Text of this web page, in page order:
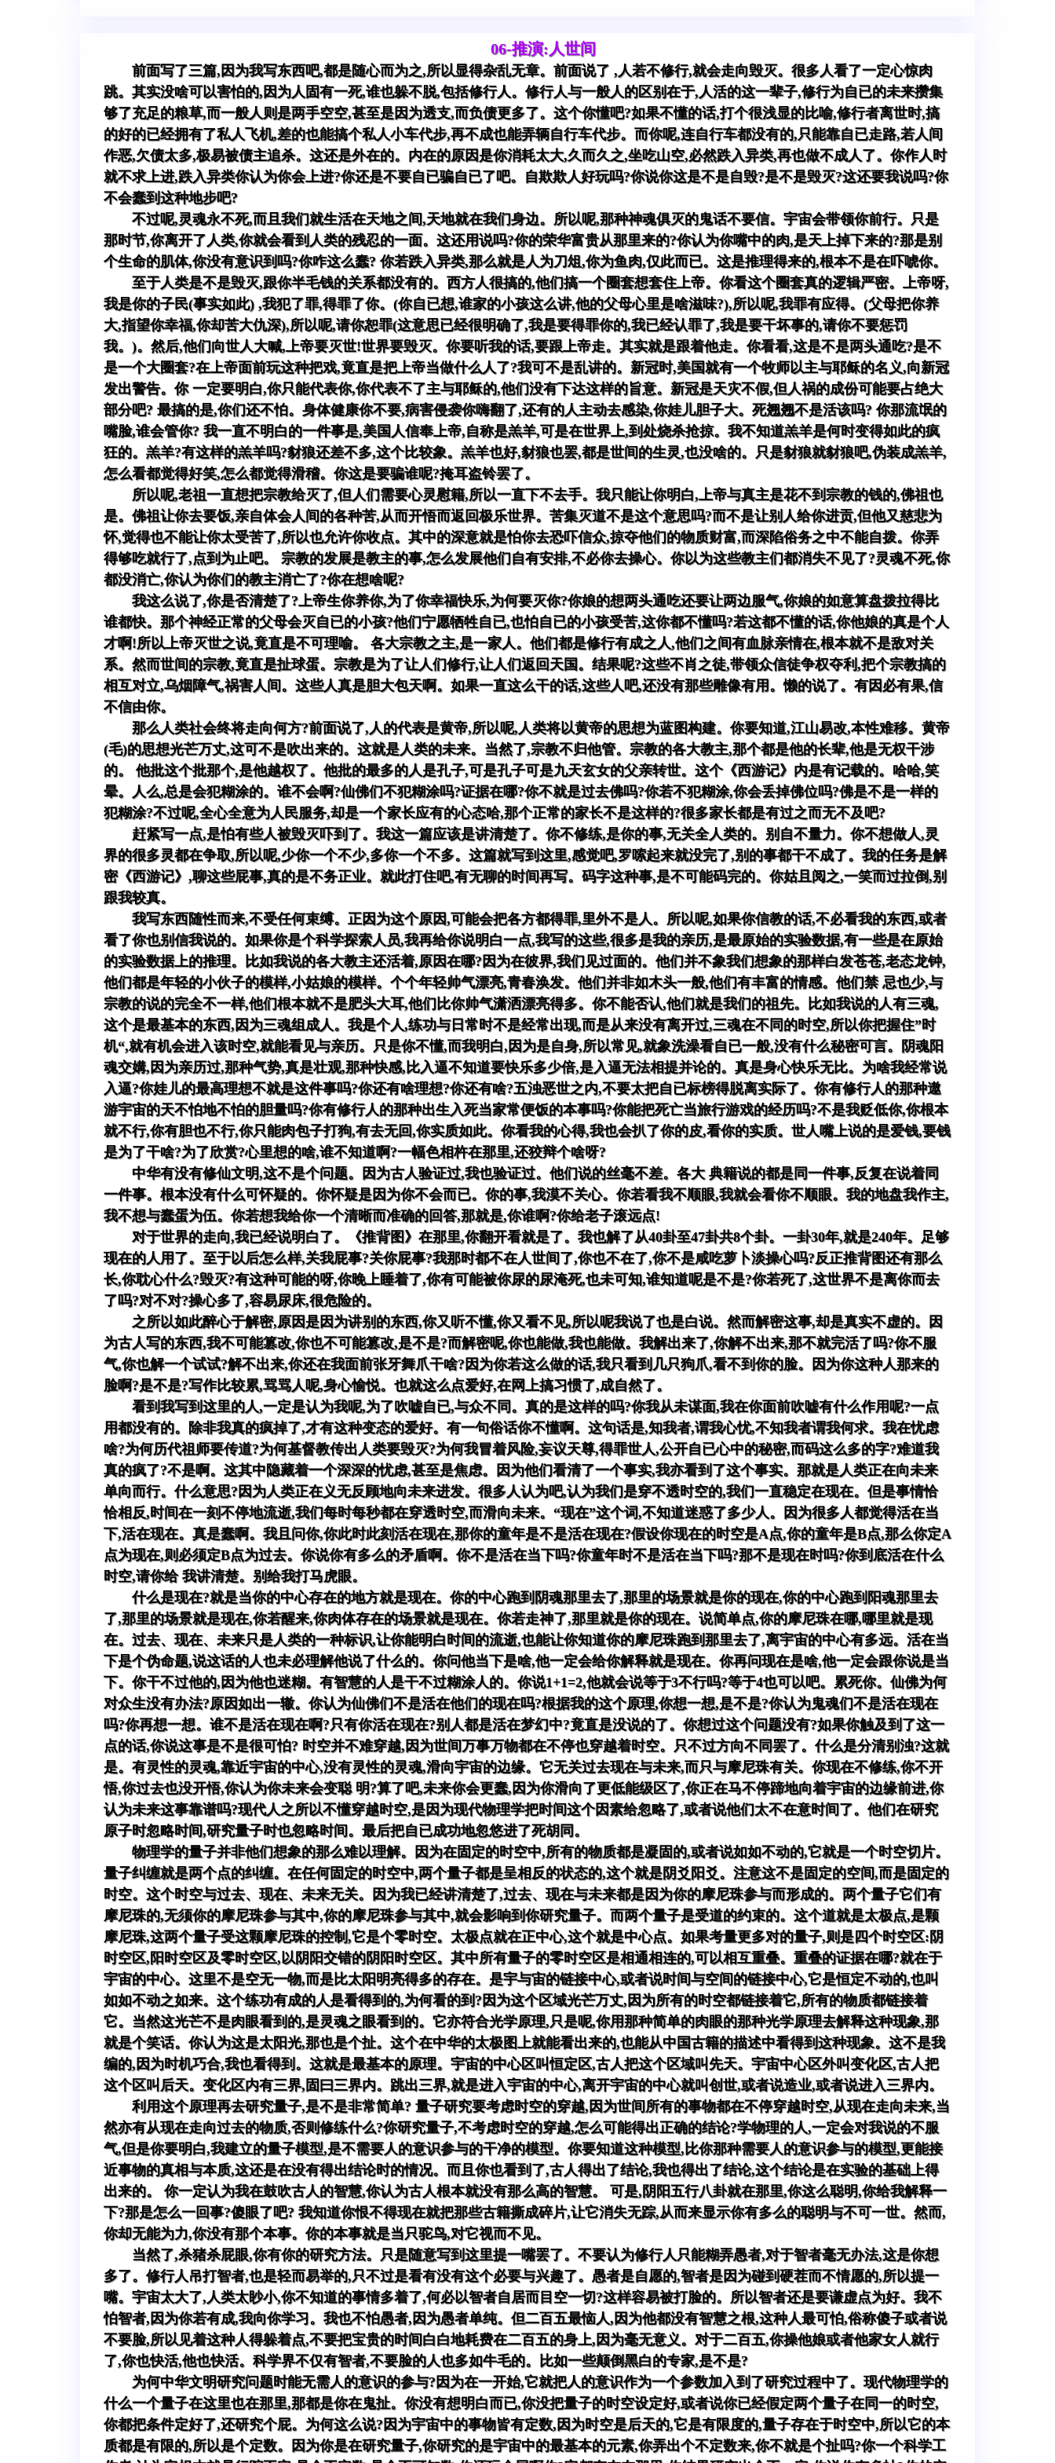
06-推演:人世间
前面写了三篇,因为我写东西吧,都是随心而为之,所以显得杂乱无章。前面说了 ,人若不修行,就会走向毁灭。很多人看了一定心惊肉
跳。其实没啥可以害怕的,因为人固有一死,谁也躲不脱,包括修行人。修行人与一般人的区别在于,人活的这一辈子,修行为自已的未来攒集
够了充足的粮草,而一般人则是两手空空,甚至是因为透支,而负债更多了。这个你懂吧?如果不懂的话,打个很浅显的比喻,修行者离世时,搞
的好的已经拥有了私人飞机,差的也能搞个私人小车代步,再不成也能弄辆自行车代步。而你呢,连自行车都没有的,只能靠自已走路,若人间
作恶,欠债太多,极易被债主追杀。这还是外在的。内在的原因是你消耗太大,久而久之,坐吃山空,必然跌入异类,再也做不成人了。你作人时
就不求上进,跌入异类你认为你会上进?你还是不要自已骗自已了吧。自欺欺人好玩吗?你说你这是不是自毁?是不是毁灭?这还要我说吗?你
不会蠢到这种地步吧?
不过呢,灵魂永不死,而且我们就生活在天地之间,天地就在我们身边。所以呢,那种神魂俱灭的鬼话不要信。宇宙会带领你前行。只是
那时节,你离开了人类,你就会看到人类的残忍的一面。这还用说吗?你的荣华富贵从那里来的?你认为你嘴中的肉,是天上掉下来的?那是别
个生命的肌体,你没有意识到吗?你咋这么蠢? 你若跌入异类,那么就是人为刀俎,你为鱼肉,仅此而已。这是推理得来的,根本不是在吓唬你。
至于人类是不是毁灭,跟你半毛钱的关系都没有的。西方人很搞的,他们搞一个圈套想套住上帝。你看这个圈套真的逻辑严密。上帝呀,
我是你的子民(事实如此) ,我犯了罪,得罪了你。(你自已想,谁家的小孩这么讲,他的父母心里是啥滋味?),所以呢,我罪有应得。(父母把你养
大,指望你幸福,你却苦大仇深),所以呢,请你恕罪(这意思已经很明确了,我是要得罪你的,我已经认罪了,我是要干坏事的,请你不要惩罚
我。)。然后,他们向世人大喊,上帝要灭世!世界要毁灭。你要听我的话,要跟上帝走。其实就是跟着他走。你看看,这是不是两头通吃?是不
是一个大圈套?在上帝面前玩这种把戏,竟直是把上帝当做什么人了?我可不是乱讲的。新冠时,美国就有一个牧师以主与耶稣的名义,向新冠
发出警告。你 一定要明白,你只能代表你,你代表不了主与耶稣的,他们没有下达这样的旨意。新冠是天灾不假,但人祸的成份可能要占绝大
部分吧? 最搞的是,你们还不怕。身体健康你不要,病害侵袭你嗨翻了,还有的人主动去感染,你娃儿胆子大。死翘翘不是活该吗? 你那流氓的
嘴脸,谁会管你? 我一直不明白的一件事是,美国人信奉上帝,自称是羔羊,可是在世界上,到处烧杀抢掠。我不知道羔羊是何时变得如此的疯
狂的。羔羊?有这样的羔羊吗?豺狼还差不多,这个比较象。羔羊也好,豺狼也罢,都是世间的生灵,也没啥的。只是豺狼就豺狼吧,伪装成羔羊,
怎么看都觉得好笑,怎么都觉得滑稽。你这是要骗谁呢?掩耳盗铃罢了。
所以呢,老祖一直想把宗教给灭了,但人们需要心灵慰籍,所以一直下不去手。我只能让你明白,上帝与真主是花不到宗教的钱的,佛祖也
是。佛祖让你去要饭,亲自体会人间的各种苦,从而开悟而返回极乐世界。苦集灭道不是这个意思吗?而不是让别人给你进贡,但他又慈悲为
怀,觉得也不能让你太受苦了,所以也允许你收点。其中的深意就是怕你去恐吓信众,掠夺他们的物质财富,而深陷俗务之中不能自拨。你弄
得够吃就行了,点到为止吧。 宗教的发展是教主的事,怎么发展他们自有安排,不必你去操心。你以为这些教主们都消失不见了?灵魂不死,你
都没消亡,你认为你们的教主消亡了?你在想啥呢?
我这么说了,你是否清楚了?上帝生你养你,为了你幸福快乐,为何要灭你?你娘的想两头通吃还要让两边服气,你娘的如意算盘拨拉得比
谁都快。那个神经正常的父母会灭自已的小孩?他们宁愿牺牲自已,也怕自已的小孩受苦,这你都不懂吗?若这都不懂的话,你他娘的真是个人
才啊!所以上帝灭世之说,竟直是不可理喻。 各大宗教之主,是一家人。他们都是修行有成之人,他们之间有血脉亲情在,根本就不是敌对关
系。然而世间的宗教,竟直是扯球蛋。宗教是为了让人们修行,让人们返回天国。结果呢?这些不肖之徒,带领众信徒争权夺利,把个宗教搞的
相互对立,乌烟障气,祸害人间。这些人真是胆大包天啊。如果一直这么干的话,这些人吧,还没有那些雕像有用。懒的说了。有因必有果,信
不信由你。
那么人类社会终将走向何方?前面说了,人的代表是黄帝,所以呢,人类将以黄帝的思想为蓝图构建。你要知道,江山易改,本性难移。黄帝
(毛)的思想光芒万丈,这可不是吹出来的。这就是人类的未来。当然了,宗教不归他管。宗教的各大教主,那个都是他的长辈,他是无权干涉
的。 他批这个批那个,是他越权了。他批的最多的人是孔子,可是孔子可是九天玄女的父亲转世。这个《西游记》内是有记载的。哈哈,笑
晕。人么,总是会犯糊涂的。谁不会啊?仙佛们不犯糊涂吗?证据在哪?你不就是过去佛吗?你若不犯糊涂,你会丢掉佛位吗?佛是不是一样的
犯糊涂?不过呢,全心全意为人民服务,却是一个家长应有的心态哈,那个正常的家长不是这样的?很多家长都是有过之而无不及吧?
赶紧写一点,是怕有些人被毁灭吓到了。我这一篇应该是讲清楚了。你不修练,是你的事,无关全人类的。别自不量力。你不想做人,灵
界的很多灵都在争取,所以呢,少你一个不少,多你一个不多。这篇就写到这里,感觉吧,罗嗦起来就没完了,别的事都干不成了。我的任务是解
密《西游记》,聊这些屁事,真的是不务正业。就此打住吧,有无聊的时间再写。码字这种事,是不可能码完的。你姑且阅之,一笑而过拉倒,别
跟我较真。
我写东西随性而来,不受任何束缚。正因为这个原因,可能会把各方都得罪,里外不是人。所以呢,如果你信教的话,不必看我的东西,或者
看了你也别信我说的。如果你是个科学探索人员,我再给你说明白一点,我写的这些,很多是我的亲历,是最原始的实验数据,有一些是在原始
的实验数据上的推理。比如我说的各大教主还活着,原因在哪?因为在彼界,我们见过面的。他们并不象我们想象的那样白发苍苍,老态龙钟,
他们都是年轻的小伙子的模样,小姑娘的模样。个个年轻帅气漂亮,青春涣发。他们并非如木头一般,他们有丰富的情感。他们禁 忌也少,与
宗教的说的完全不一样,他们根本就不是肥头大耳,他们比你帅气潇洒漂亮得多。你不能否认,他们就是我们的祖先。比如我说的人有三魂,
这个是最基本的东西,因为三魂组成人。我是个人,练功与日常时不是经常出现,而是从来没有离开过,三魂在不同的时空,所以你把握住”时
机“,就有机会进入该时空,就能看见与亲历。只是你不懂,而我明白,因为是自身,所以常见,就象洗澡看自已一般,没有什么秘密可言。阴魂阳
魂交媾,因为亲历过,那种气势,真是壮观,那种快感,比入逼不知道要快乐多少倍,是入逼无法相提并论的。真是身心快乐无比。为啥我经常说
入逼?你娃儿的最高理想不就是这件事吗?你还有啥理想?你还有啥?五浊恶世之内,不要太把自已标榜得脱离实际了。你有修行人的那种遨
游宇宙的天不怕地不怕的胆量吗?你有修行人的那种出生入死当家常便饭的本事吗?你能把死亡当旅行游戏的经历吗?不是我贬低你,你根本
就不行,你有胆也不行,你只能肉包子打狗,有去无回,你实质如此。你看我的心得,我也会扒了你的皮,看你的实质。世人嘴上说的是爱钱,要钱
是为了干啥?为了欣赏?心里想的啥,谁不知道啊?一幅色相杵在那里,还狡辩个啥呀?
中华有没有修仙文明,这不是个问题。因为古人验证过,我也验证过。他们说的丝毫不差。各大 典籍说的都是同一件事,反复在说着同
一件事。根本没有什么可怀疑的。你怀疑是因为你不会而已。你的事,我漠不关心。你若看我不顺眼,我就会看你不顺眼。我的地盘我作主,
我不想与蠢蛋为伍。你若想我给你一个清晰而准确的回答,那就是,你谁啊?你给老子滚远点!
对于世界的走向,我已经说明白了。《推背图》在那里,你翻开看就是了。我也解了从40卦至47卦共8个卦。一卦30年,就是240年。足够
现在的人用了。至于以后怎么样,关我屁事?关你屁事?我那时都不在人世间了,你也不在了,你不是咸吃萝卜淡操心吗?反正推背图还有那么
长,你耽心什么?毁灭?有这种可能的呀,你晚上睡着了,你有可能被你尿的尿淹死,也未可知,谁知道呢是不是?你若死了,这世界不是离你而去
了吗?对不对?操心多了,容易尿床,很危险的。
之所以如此醉心于解密,原因是因为讲别的东西,你又听不懂,你又看不见,所以呢我说了也是白说。然而解密这事,却是真实不虚的。因
为古人写的东西,我不可能篡改,你也不可能篡改,是不是?而解密呢,你也能做,我也能做。我解出来了,你解不出来,那不就完活了吗?你不服
气,你也解一个试试?解不出来,你还在我面前张牙舞爪干啥?因为你若这么做的话,我只看到几只狗爪,看不到你的脸。因为你这种人那来的
脸啊?是不是?写作比较累,骂骂人呢,身心愉悦。也就这么点爱好,在网上搞习惯了,成自然了。
看到我写到这里的人,一定是认为我呢,为了吹嘘自已,与众不同。真的是这样的吗?你我从未谋面,我在你面前吹嘘有什么作用呢?一点
用都没有的。除非我真的疯掉了,才有这种变态的爱好。有一句俗话你不懂啊。这句话是,知我者,谓我心忧,不知我者谓我何求。我在忧虑
啥?为何历代祖师要传道?为何基督教传出人类要毁灭?为何我冒着风险,妄议天尊,得罪世人,公开自已心中的秘密,而码这么多的字?难道我
真的疯了?不是啊。这其中隐藏着一个深深的忧虑,甚至是焦虑。因为他们看清了一个事实,我亦看到了这个事实。那就是人类正在向未来
单向而行。什么意思?因为人类正在义无反顾地向未来进发。很多人认为吧,认为我们是穿不透时空的,我们一直稳定在现在。但是事情恰
恰相反,时间在一刻不停地流逝,我们每时每秒都在穿透时空,而滑向未来。“现在”这个词,不知道迷惑了多少人。因为很多人都觉得活在当
下,活在现在。真是蠢啊。我且问你,你此时此刻活在现在,那你的童年是不是活在现在?假设你现在的时空是A点,你的童年是B点,那么你定A
点为现在,则必须定B点为过去。你说你有多么的矛盾啊。你不是活在当下吗?你童年时不是活在当下吗?那不是现在时吗?你到底活在什么
时空,请你给 我讲清楚。别给我打马虎眼。
什么是现在?就是当你的中心存在的地方就是现在。你的中心跑到阴魂那里去了,那里的场景就是你的现在,你的中心跑到阳魂那里去
了,那里的场景就是现在,你若醒来,你肉体存在的场景就是现在。你若走神了,那里就是你的现在。说简单点,你的摩尼珠在哪,哪里就是现
在。过去、现在、未来只是人类的一种标识,让你能明白时间的流逝,也能让你知道你的摩尼珠跑到那里去了,离宇宙的中心有多远。活在当
下是个伪命题,说这话的人也未必理解他说了什么的。你问他当下是啥,他一定会给你解释就是现在。你再问现在是啥,他一定会跟你说是当
下。你干不过他的,因为他也迷糊。有智慧的人是干不过糊涂人的。你说1+1=2,他就会说等于3不行吗?等于4也可以吧。累死你。仙佛为何
对众生没有办法?原因如出一辙。你认为仙佛们不是活在他们的现在吗?根据我的这个原理,你想一想,是不是?你认为鬼魂们不是活在现在
吗?你再想一想。谁不是活在现在啊?只有你活在现在?别人都是活在梦幻中?竟直是没说的了。你想过这个问题没有?如果你触及到了这一
点的话,你说这事是不是很可怕? 时空并不难穿越,因为世间万事万物都在不停也穿越着时空。只不过方向不同罢了。什么是分清别浊?这就
是。有灵性的灵魂,靠近宇宙的中心,没有灵性的灵魂,滑向宇宙的边缘。它无关过去现在与未来,而只与摩尼珠有关。你现在不修练,你不开
悟,你过去也没开悟,你认为你未来会变聪 明?算了吧,未来你会更蠢,因为你滑向了更低能级区了,你正在马不停蹄地向着宇宙的边缘前进,你
认为未来这事靠谱吗?现代人之所以不懂穿越时空,是因为现代物理学把时间这个因素给忽略了,或者说他们太不在意时间了。他们在研究
原子时忽略时间,研究量子时也忽略时间。最后把自已成功地忽悠进了死胡同。
物理学的量子并非他们想象的那么难以理解。因为在固定的时空中,所有的物质都是凝固的,或者说如如不动的,它就是一个时空切片。
量子纠缠就是两个点的纠缠。在任何固定的时空中,两个量子都是呈相反的状态的,这个就是阴爻阳爻。注意这不是固定的空间,而是固定的
时空。这个时空与过去、现在、未来无关。因为我已经讲清楚了,过去、现在与未来都是因为你的摩尼珠参与而形成的。两个量子它们有
摩尼珠的,无须你的摩尼珠参与其中,你的摩尼珠参与其中,就会影响到你研究量子。而两个量子是受道的约束的。这个道就是太极点,是颗
摩尼珠,这两个量子受这颗摩尼珠的控制,它是个零时空。太极点就在正中心,这个就是中心点。如果考量更多对的量子,则是四个时空区:阴
时空区,阳时空区及零时空区,以阴阳交错的阴阳时空区。其中所有量子的零时空区是相通相连的,可以相互重叠。重叠的证据在哪?就在于
宇宙的中心。这里不是空无一物,而是比太阳明亮得多的存在。是宇与宙的链接中心,或者说时间与空间的链接中心,它是恒定不动的,也叫
如如不动之如来。这个练功有成的人是看得到的,为何看的到?因为这个区域光芒万丈,因为所有的时空都链接着它,所有的物质都链接着
它。当然这光芒不是肉眼看到的,是灵魂之眼看到的。它亦符合光学原理,只是呢,你用那种简单的肉眼的那种光学原理去解释这种现象,那
就是个笑话。你认为这是太阳光,那也是个扯。这个在中华的太极图上就能看出来的,也能从中国古籍的描述中看得到这种现象。这不是我
编的,因为时机巧合,我也看得到。这就是最基本的原理。宇宙的中心区叫恒定区,古人把这个区域叫先天。宇宙中心区外叫变化区,古人把
这个区叫后天。变化区内有三界,固曰三界内。跳出三界,就是进入宇宙的中心,离开宇宙的中心就叫创世,或者说造业,或者说进入三界内。
利用这个原理再去研究量子,是不是非常简单? 量子研究要考虑时空的穿越,因为世间所有的事物都在不停穿越时空,从现在走向未来,当
然亦有从现在走向过去的物质,否则修练什么?你研究量子,不考虑时空的穿越,怎么可能得出正确的结论?学物理的人,一定会对我说的不服
气,但是你要明白,我建立的量子模型,是不需要人的意识参与的干净的模型。你要知道这种模型,比你那种需要人的意识参与的模型,更能接
近事物的真相与本质,这还是在没有得出结论时的情况。而且你也看到了,古人得出了结论,我也得出了结论,这个结论是在实验的基础上得
出来的。 你一定认为我在鼓吹古人的智慧,你认为古人根本就没有那么高的智慧。 可是,阴阳五行八卦就在那里,你这么聪明,你给我解释一
下?那是怎么一回事?傻眼了吧? 我知道你恨不得现在就把那些古籍撕成碎片,让它消失无踪,从而来显示你有多么的聪明与不可一世。然而,
你却无能为力,你没有那个本事。你的本事就是当只驼鸟,对它视而不见。
当然了,杀猪杀屁眼,你有你的研究方法。只是随意写到这里提一嘴罢了。不要认为修行人只能糊弄愚者,对于智者毫无办法,这是你想
多了。修行人吊打智者,也是轻而易举的,只不过是看有没有这个必要与兴趣了。愚者是自愿的,智者是因为碰到硬茬而不情愿的,所以提一
嘴。宇宙太大了,人类太眇小,你不知道的事情多着了,何必以智者自居而目空一切?这样容易被打脸的。所以智者还是要谦虚点为好。我不
怕智者,因为你若有成,我向你学习。我也不怕愚者,因为愚者单纯。但二百五最恼人,因为他都没有智慧之根,这种人最可怕,俗称傻子或者说
不要脸,所以见着这种人得躲着点,不要把宝贵的时间白白地耗费在二百五的身上,因为毫无意义。对于二百五,你操他娘或者他家女人就行
了,你也快活,他也快活。科学界不仅有智者,不要脸的人也多如牛毛的。比如一些颠倒黑白的专家,是不是?
为何中华文明研究问题时能无需人的意识的参与?因为在一开始,它就把人的意识作为一个参数加入到了研究过程中了。现代物理学的
什么一个量子在这里也在那里,那都是你在鬼扯。你没有想明白而已,你没把量子的时空设定好,或者说你已经假定两个量子在同一的时空,
你都把条件定好了,还研究个屁。为何这么说?因为宇宙中的事物皆有定数,因为时空是后天的,它是有限度的,量子存在于时空中,所以它的本
质都是有限的,所以是个定数。因为你是在研究量子,你研究的是宇宙中的最基本的元素,你弄出个不定数来,你不就是个扯吗?你一个科学工